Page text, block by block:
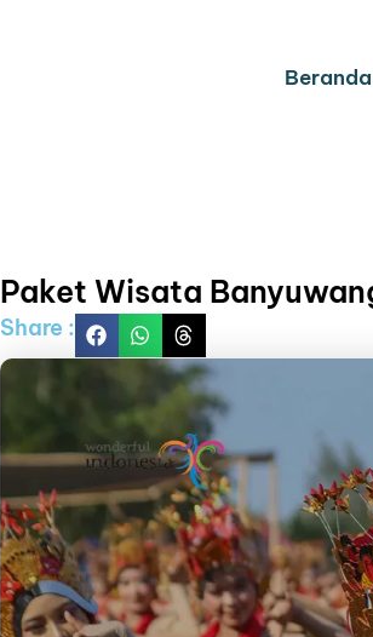
Beranda
Paket Wisata
Share :